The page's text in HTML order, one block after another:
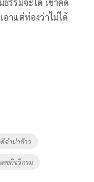
าแต่ท่องว่าไม่ได้
จำนำข้าว
ดชกิจวิกรม